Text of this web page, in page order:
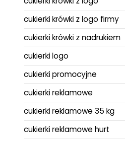
cukierki krówki z logo firmy
cukierki krówki z nadrukiem
cukierki logo
cukierki promocyjne
cukierki reklamowe
cukierki reklamowe 35 kg
cukierki reklamowe hurt